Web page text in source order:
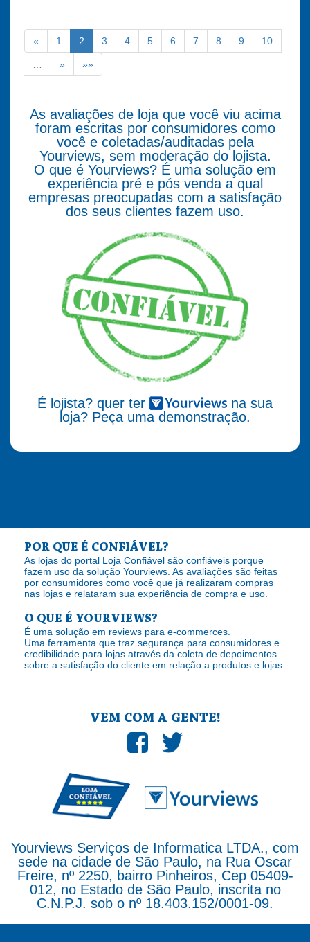
« 1 2 3 4 5 6 7 8 9 10
» »»
As avaliações de loja que você viu acima
foram escritas por consumidores como
você e coletadas/auditadas pela
Yourviews, sem moderação do lojista.
O que é Yourviews? É uma solução em
experiência pré e pós venda a qual
empresas preocupadas com a satisfação
dos seus clientes fazem uso.
É lojista? quer ter
na sua
loja? Peça uma demonstração.
POR QUE É CONFIÁVEL?
As lojas do portal Loja Confiável são confiáveis porque
fazem uso da solução Yourviews. As avaliações são feitas
por consumidores como você que já realizaram compras
nas lojas e relataram sua experiência de compra e uso.
O QUE É YOURVIEWS?
É uma solução em reviews para e-commerces.
Uma ferramenta que traz segurança para consumidores e
credibilidade para lojas através da coleta de depoimentos
sobre a satisfação do cliente em relação a produtos e lojas.
VEM COM A GENTE!
Yourviews Serviços de Informatica LTDA., com
sede na cidade de São Paulo, na Rua Oscar
Freire, nº 2250, bairro Pinheiros, Cep 05409-
012, no Estado de São Paulo, inscrita no
C.N.P.J. sob o nº 18.403.152/0001-09.